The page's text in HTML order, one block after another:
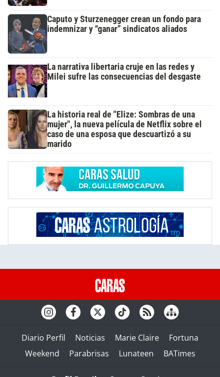
Caputo y Sturzenegger crean un fondo para
indemnizar y “ganar” sindicatos aliados
La narrativa libertaria cruje en las redes y
Milei sufre las consecuencias del desgaste
La historia real de "Elize: Sombras de una
mujer", la nueva película de Netflix sobre el
caso de una esposa que descuartizó a su
marido
Diario Perfil Noticias Marie Claire
Fortuna
Weekend
Parabrisas Lunateen BATimes